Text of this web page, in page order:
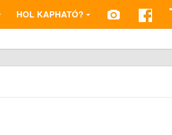
HOL KAPHATÓ?